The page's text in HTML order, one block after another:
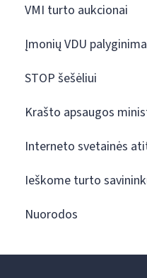
VMI turto aukcionai
Įmonių VDU
STOP šešėliui
Krašto apsaugos
Interneto svetainės
Ieškome turto
Nuorodos